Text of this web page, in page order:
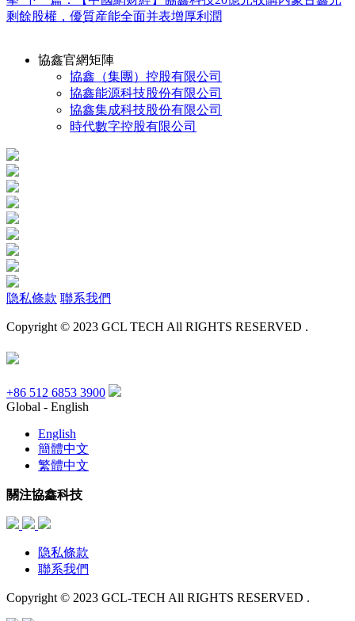
剩餘股權，優質産能全面并表增厚利潤
協鑫官網矩陣
協鑫（集團）控股有限公司
協鑫能源科技股份有限公司
協鑫集成科技股份有限公司
時代數字控股有限公司
隐私條款 聯系我們
Copyright © 2023 GCL TECH All RIGHTS RESERVED .
+86 512 6853 3900
Global - English
English
簡體中文
繁體中文
關注協鑫科技
隐私條款
聯系我們
Copyright © 2023 GCL-TECH All RIGHTS RESERVED .